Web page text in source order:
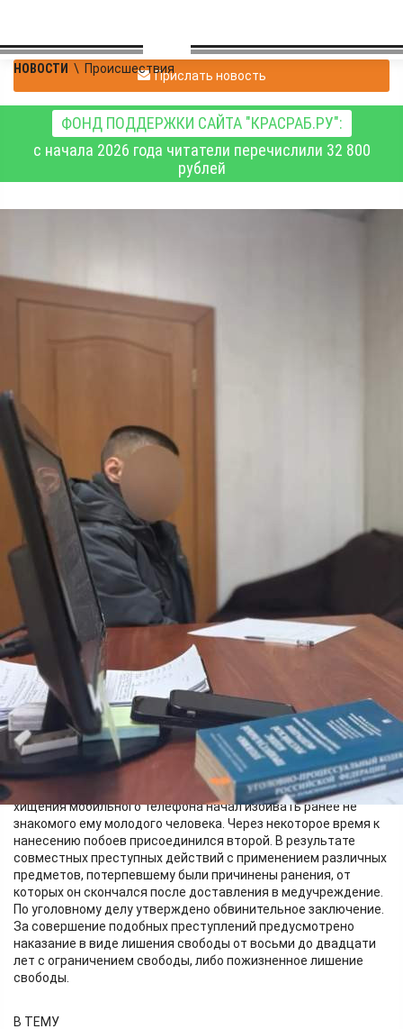
НОВОСТИ \ ПроисшествияПрислать новость
ФОНД ПОДДЕРЖКИ САЙТА "КРАСРАБ.РУ":
с начала 2026 года читатели перечислили 32 800
рублей
Двое молодых жителей
Тывы предстанут перед
судом за убийство
своего сверстника
Происшествия
14.05.2026 03:15338
Фото:
Следком17
Следователем отдела по расследованию особо важных дел
СК России по Республике Тыва завершено расследование
уголовного дела по обвинению двух уроженцев Бай-
Тайгинского района, 21 и 19 лет. В зависимости от роли
каждого им предъявлено обвинение в разбое с применением
опасного для жизни и здоровья насилия и убийстве с особой
жестокостью.
В январе текущего года около 3 часов на перекрёстке улиц О.
Лопсанчапа и Кечил-оола города Кызыла один из них с целью
хищения мобильного телефона начал избивать ранее не
знакомого ему молодого человека. Через некоторое время к
нанесению побоев присоединился второй. В результате
совместных преступных действий с применением различных
предметов, потерпевшему были причинены ранения, от
которых он скончался после доставления в медучреждение.
По уголовному делу утверждено обвинительное заключение.
За совершение подобных преступлений предусмотрено
наказание в виде лишения свободы от восьми до двадцати
лет с ограничением свободы, либо пожизненное лишение
свободы.
В ТЕМУ